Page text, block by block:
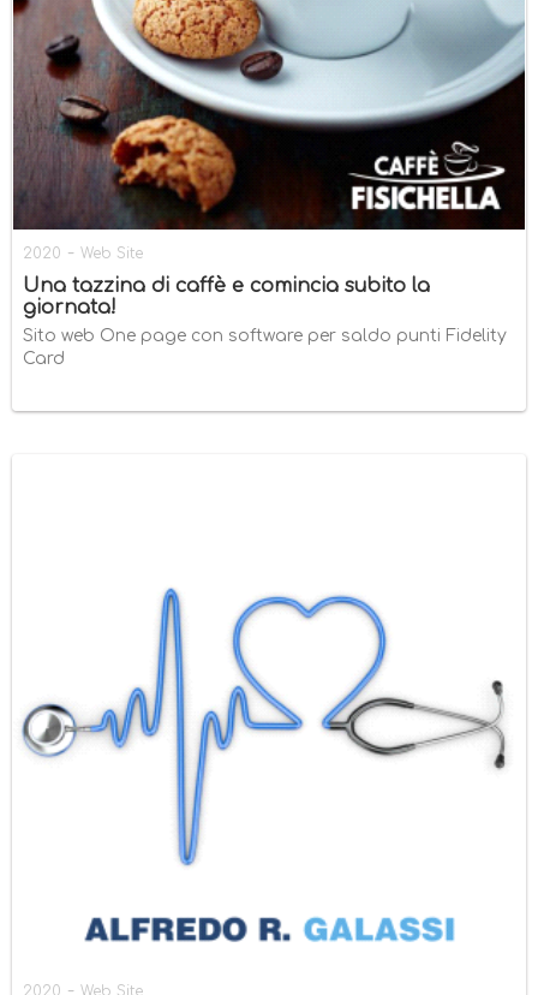
2020 - Web Site
Una tazzina di caffè e comincia subito la
giornata!
Sito web One page con software per saldo punti Fidelity
Card
2020 - Web Site